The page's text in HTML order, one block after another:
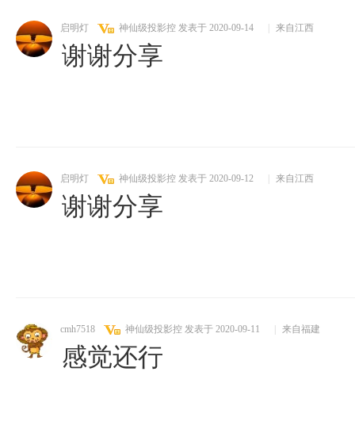
启明灯 神仙级投影控 发表于 2020-09-14 来自江西
谢谢分享
启明灯 神仙级投影控 发表于 2020-09-12 来自江西
谢谢分享
cmh7518 神仙级投影控 发表于 2020-09-11 来自福建
感觉还行